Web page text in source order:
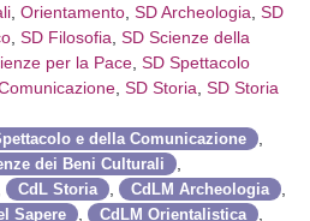
Orientamento SD Archeologia SD
SD Filosofia SD Scienze della
per la Pace SD Spettacolo
SD Storia SD Storia
e della Comunicazione
dei Beni Culturali
CdL Storia CdLM Archeologia
Sapere CdLM Orientalistica